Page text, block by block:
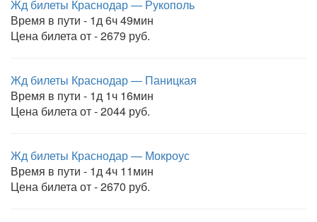
Жд билеты Краснодар — Рукополь
Время в пути - 1д 6ч 49мин
Цена билета от - 2679 руб.
Жд билеты Краснодар — Паницкая
Время в пути - 1д 1ч 16мин
Цена билета от - 2044 руб.
Жд билеты Краснодар — Мокроус
Время в пути - 1д 4ч 11мин
Цена билета от - 2670 руб.